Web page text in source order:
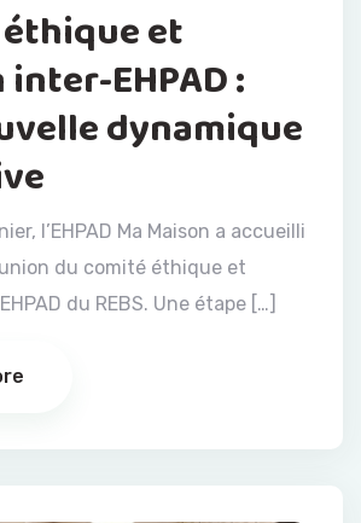
et
EHPAD :
dynamique
l’EHPAD Ma Maison a accueilli
du comité éthique et
du REBS. Une étape […]